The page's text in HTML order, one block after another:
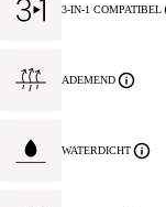
3-IN-1 COMPATIBEL
ADEMEND
WATERDICHT